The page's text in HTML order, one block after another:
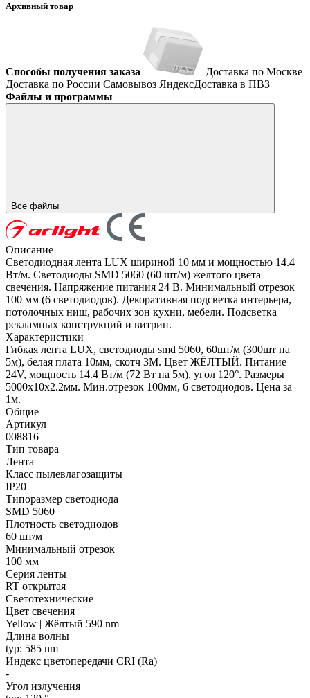
Архивный товар
Способы получения заказа
Доставка по Москве
Доставка по России Самовывоз ЯндексДоставка в ПВЗ
Файлы и программы
Все файлы
Описание
Светодиодная лента LUX шириной 10 мм и мощностью 14.4
Вт/м. Светодиоды SMD 5060 (60 шт/м) желтого цвета
свечения. Напряжение питания 24 В. Минимальный отрезок
100 мм (6 светодиодов). Декоративная подсветка интерьера,
потолочных ниш, рабочих зон кухни, мебели. Подсветка
рекламных конструкций и витрин.
Характеристики
Гибкая лента LUX, светодиоды smd 5060, 60шт/м (300шт на
5м), белая плата 10мм, скотч 3М. Цвет ЖЁЛТЫЙ. Питание
24V, мощность 14.4 Вт/м (72 Вт на 5м), угол 120°. Размеры
5000х10x2.2мм. Мин.отрезок 100мм, 6 светодиодов. Цена за
1м.
Общие
Артикул
008816
Тип товара
Лента
Класс пылевлагозащиты
IP20
Типоразмер светодиода
SMD 5060
Плотность светодиодов
60 шт/м
Минимальный отрезок
100 мм
Серия ленты
RT открытая
Светотехнические
Цвет свечения
Yellow | Жёлтый 590 nm
Длина волны
typ: 585 nm
Индекс цветопередачи CRI (Ra)
-
Угол излучения